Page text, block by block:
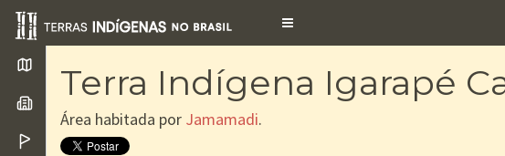
Toggle
Terra Indígena Igarapé
Área habitada por Jamamadi.